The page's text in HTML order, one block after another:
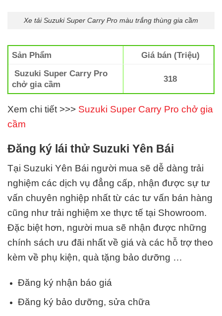
Xe tải Suzuki Super Carry Pro màu trắng thùng gia cầm
Sản Phẩm
Giá bán (Triệu)
Suzuki Super Carry Pro
chở gia cầm
318
Xem chi tiết >>> Suzuki Super Carry Pro chở gia
cầm
Đăng ký lái thử Suzuki Yên Bái
Tại Suzuki Yên Bái người mua sẽ dễ dàng trải
nghiệm các dịch vụ đẳng cấp, nhận được sự tư
vấn chuyên nghiệp nhất từ các tư vấn bán hàng
cũng như trải nghiệm xe thực tế tại Showroom.
Đặc biệt hơn, người mua sẽ nhận được những
chính sách ưu đãi nhất về giá và các hỗ trợ theo
kèm về phụ kiện, quà tặng bảo dưỡng …
Đăng ký nhận báo giá
Đăng ký bảo dưỡng, sửa chữa